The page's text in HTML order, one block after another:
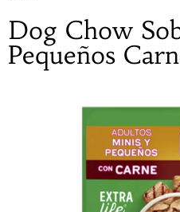
Dog Chow
Pequeños